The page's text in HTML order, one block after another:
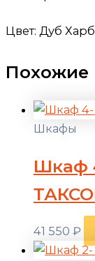
Цвет: Дуб
Похожие
Шкафы
Шкаф
41 550 ₽